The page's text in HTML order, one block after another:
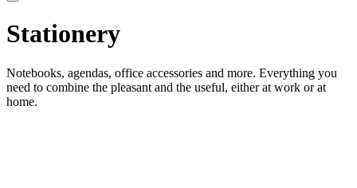
Stationery
Notebooks, agendas, office accessories and more. Everything you
need to combine the pleasant and the useful, either at work or at
home.